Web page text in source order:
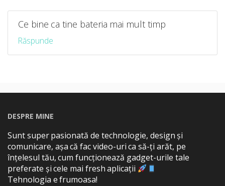
Ce bine ca tine bateria mai mult timp
Răspunde
DESPRE MINE
Sunt super pasionată de technologie, design și
comunicare, așa că fac video-uri ca să-ți arăt, pe
înțelesul tău, cum funcționează gadget-urile tale
preferate și cele mai fresh aplicații
Tehnologia e frumoasa!